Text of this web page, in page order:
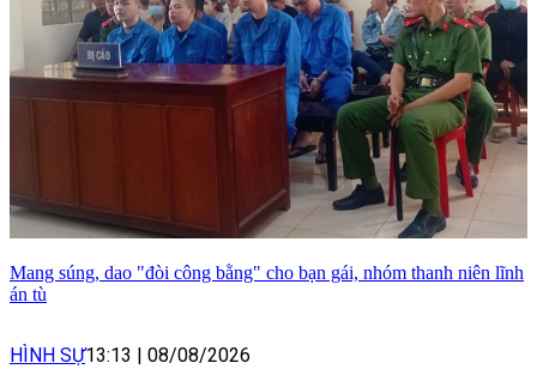
Mang súng, dao "đòi công bằng" cho bạn gái, nhóm thanh niên lĩnh
án tù
HÌNH SỰ13:13 08/08/2026